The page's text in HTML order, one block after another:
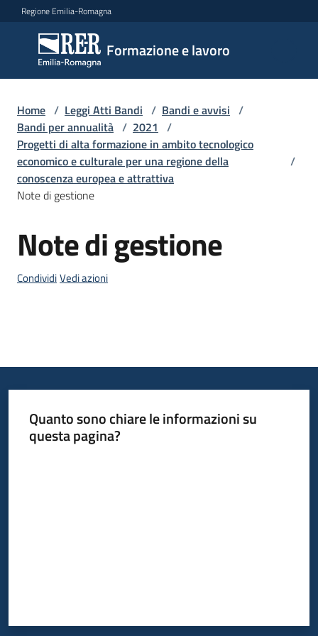
Vai al contenuto
Vai alla navigazione
Vai al footer
Regione Emilia-Romagna
Formazione e lavoro
Formazione
e lavoro
Argomenti
Novità
Servizi
Piani
Progetti
Seguici
Home / Leggi Atti Bandi / Bandi e avvisi /
Bandi per annualità / 2021 /
Progetti di alta formazione in ambito tecnologico
economico e culturale per una regione della
conoscenza europea e attrattiva
/
Note di gestione
Salta al contenuto
Note di gestione
CondividiVedi azioni
Quanto sono chiare le informazioni su
questa pagina?